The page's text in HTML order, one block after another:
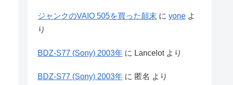
ジャンクのVAIO 505を買った顛末 に yone よ
り
BDZ-S77 (Sony) 2003年 に Lancelotより
BDZ-S77 (Sony) 2003年 に 匿名 より